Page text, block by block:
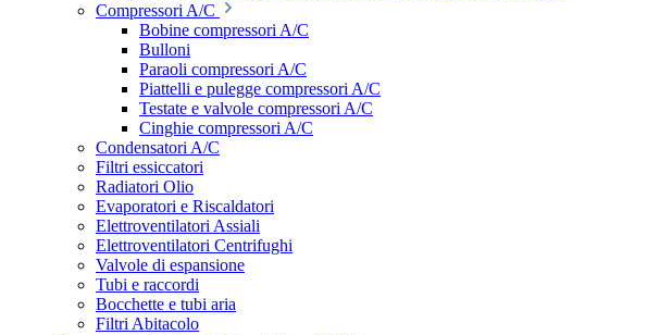
Compressori A/C
Bobine compressori A/C
Bulloni
Paraoli compressori A/C
Piattelli e pulegge compressori A/C
Testate e valvole compressori A/C
Cinghie compressori A/C
Condensatori A/C
Filtri essiccatori
Radiatori Olio
Evaporatori e Riscaldatori
Elettroventilatori Assiali
Elettroventilatori Centrifughi
Valvole di espansione
Tubi e raccordi
Bocchette e tubi aria
Filtri Abitacolo